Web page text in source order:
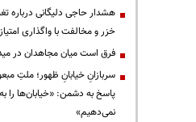
هشدار حاجی دلیگانی درباره
خزر و مخالفت با واگذاری امتیاز
فرق است میان مجاهدان در
سربازانِ خیابانِ ظهور؛ ملتِ
پاسخ به دشمن: «خیابان‌ها را به
نمی‌دهیم»